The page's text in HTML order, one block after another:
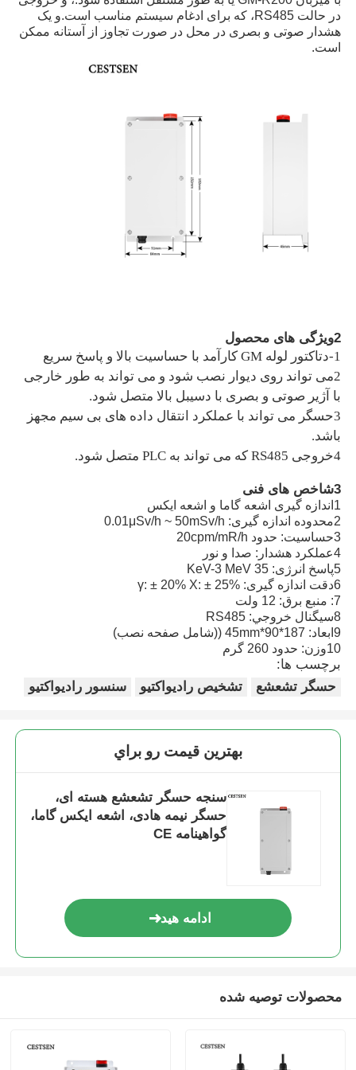
خانه
فیلم های
دربارهی ما
کارخانه تور
کنترل کیفیت
تماس با ما
اخبار
پرونده ها نشان می دهند
آشکارساز تشعشع هسته‌ای
دزیمتر شخصی
سیستم نظارت بر تشعشعات هسته ای
آشکارساز رادون
مانیتور یون منفی جوی
آشکارساز PM2.5
در حالت RS485، که برای ادغام سیستم مناسب است.و یک
هشدار صوتی و بصری در محل در صورت تجاوز از آستانه ممکن
است.
2ویژگی های محصول
1-دتاکتور لوله GM کارآمد با حساسیت بالا و پاسخ سریع
2می تواند روی دیوار نصب شود و می تواند به طور خارجی
با آژیر صوتی و بصری با دسیبل بالا متصل شود.
3حسگر می تواند با عملکرد انتقال داده های بی سیم مجهز
باشد.
4خروجی RS485 که می تواند به PLC متصل شود.
3شاخص های فنی
1اندازه گیری اشعه گاما و اشعه ایکس
2محدوده اندازه گیری: 0.01μSv/h ~ 50mSv/h
3حساسیت: حدود 20cpm/mR/h
4عملکرد هشدار: صدا و نور
5پاسخ انرژی: 35 KeV-3 MeV
6دقت اندازه گیری: γ: ± 20% X: ± 25%
7: منبع برق: 12 ولت
8سيگنال خروجي: RS485
9ابعاد: 187*90*45mm ((شامل صفحه نصب)
10وزن: حدود 260 گرم
برچسب ها:
حسگر تشعشع
تشخیص رادیواکتیو سنسور رادیواکتیو
بهترين قيمت رو براي
سنجه حسگر تشعشع هسته ای،
حسگر نیمه هادی، اشعه ایکس گاما،
گواهینامه CE
ادامه هید
محصولات توصیه شده